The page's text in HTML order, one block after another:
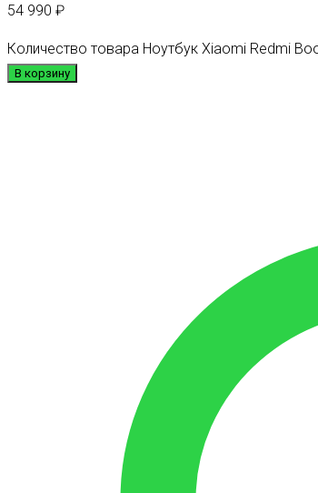
54 990 ₽
Количество товара Ноутбук Xiaomi Redmi
В корзину